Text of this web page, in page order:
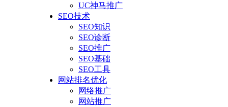
UC神马推广
SEO技术
SEO知识
SEO诊断
SEO推广
SEO基础
SEO工具
网站排名优化
网络推广
网站推广